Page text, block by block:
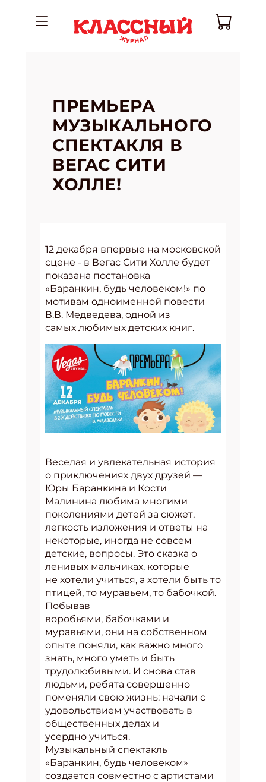
ПРЕМЬЕРА
МУЗЫКАЛЬНОГО
СПЕКТАКЛЯ В
ВЕГАС СИТИ
ХОЛЛЕ!
12 декабря впервые на московской
сцене - в Вегас Сити Холле будет
показана постановка
«Баранкин, будь человеком!» по
мотивам одноименной повести
В.В. Медведева, одной из
самых любимых детских книг.
Веселая и увлекательная история
о приключениях двух друзей —
Юры Баранкина и Кости
Малинина любима многими
поколениями детей за сюжет,
легкость изложения и ответы на
некоторые, иногда не совсем
детские, вопросы. Это сказка о
ленивых мальчиках, которые
не хотели учиться, а хотели быть то
птицей, то муравьем, то бабочкой.
Побывав
воробьями, бабочками и
муравьями, они на собственном
опыте поняли, как важно много
знать, много уметь и быть
трудолюбивыми. И снова став
людьми, ребята совершенно
поменяли свою жизнь: начали с
удовольствием участвовать в
общественных делах и
усердно учиться.
Музыкальный спектакль
«Баранкин, будь человеком»
создается совместно с артистами